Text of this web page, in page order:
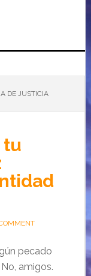
DE JUSTICIA
tu
pecado
amigos.